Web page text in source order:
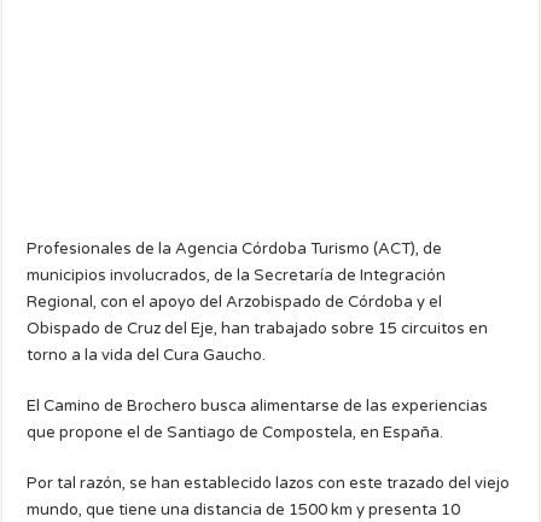
Profesionales de la Agencia Córdoba Turismo (ACT), de
municipios involucrados, de la Secretaría de Integración
Regional, con el apoyo del Arzobispado de Córdoba y el
Obispado de Cruz del Eje, han trabajado sobre 15 circuitos en
torno a la vida del Cura Gaucho.
El Camino de Brochero busca alimentarse de las experiencias
que propone el de Santiago de Compostela, en España.
Por tal razón, se han establecido lazos con este trazado del viejo
mundo, que tiene una distancia de 1500 km y presenta 10